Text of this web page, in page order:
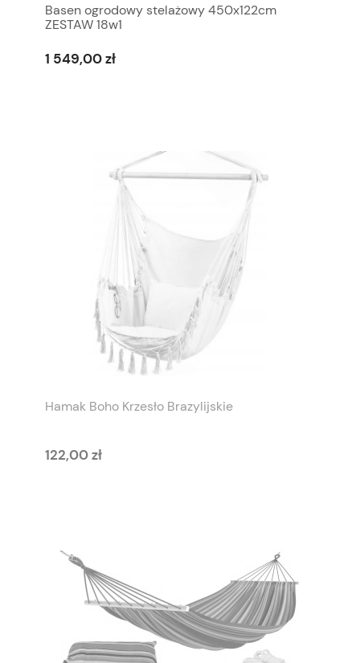
Basen ogrodowy stelażowy 450x122cm
ZESTAW 18w1
1 549,00 zł
Hamak Boho Krzesło Brazylijskie
122,00 zł